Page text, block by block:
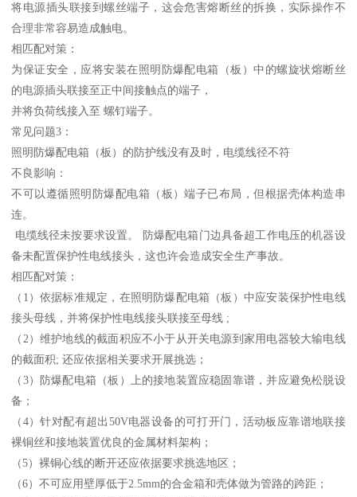
将电源插头联接到螺丝端子，这会危害熔断丝的拆换，实际操作不
合理非常容易造成触电。
相匹配对策：
为保证安全，应将安装在照明防爆配电箱（板）中的螺旋状熔断丝
的电源插头联接至正中间接触点的端子，
并将负荷线接入至 螺钉端子。
常见问题3：
照明防爆配电箱（板）的防护线没有及时，电缆线径不符
不良影响：
不可以遵循照明防爆配电箱（板）端子已布局，但根据壳体构造串
连。
电缆线径未按要求设置。 防爆配电箱门边具备超工作电压的机器设
备未配置保护性电线接头，这也许会造成安全生产事故。
相匹配对策：
（1）依据标准规定，在照明防爆配电箱（板）中应安装保护性电线
接头母线，并将保护性电线接头联接至母线 ;
（2）维护地线的截面积应不小于从开关电源到家用电器较大输电线
的截面积; 还应依据相关要求开展挑选；
（3）防爆配电箱（板）上的接地装置应稳固靠谱，并应避免松脱设
备；
（4）针对配有超出50V电器设备的可打开门，活动板应靠谱地联接
裸铜丝和接地装置优良的金属材料架构；
（5）裸铜心线的断开还应依据要求挑选地区；
（6）不可应用壁厚低于2.5mm的合金箱和壳体做为管路的跨距；